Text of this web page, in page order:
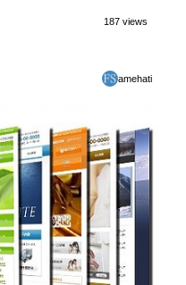
187 views
amehati